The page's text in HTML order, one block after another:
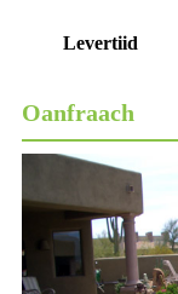
Levertiid
Oanfraach